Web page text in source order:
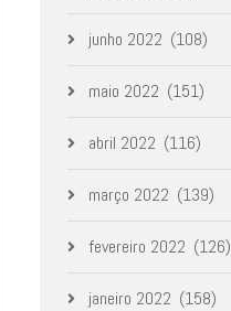
junho 2022 (108)
maio 2022 (151)
abril 2022 (116)
março 2022 (139)
fevereiro 2022 (126)
janeiro 2022 (158)